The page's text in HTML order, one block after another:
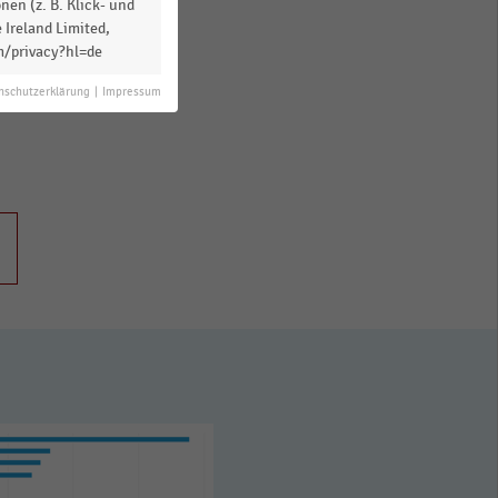
(z. B. Klick- und
Ireland Limited,
privacy?hl=de
Impressum